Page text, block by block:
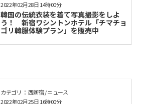
韓国の伝統衣装を着て写真撮影をしよ
う！ 新宿ワシントンホテル「チマチョ
ゴリ韓服体験プラン」を販売中
2022年02月28日 14時00分
カテゴリ： 西新宿 / ニュース
2022年02月25日 16時00分